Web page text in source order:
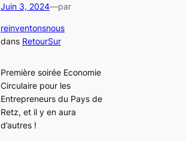
Juin 3, 2024—par
reinventonsnous
dans RetourSur
Première soirée Economie
Circulaire pour les
Entrepreneurs du Pays de
Retz, et il y en aura
d’autres !